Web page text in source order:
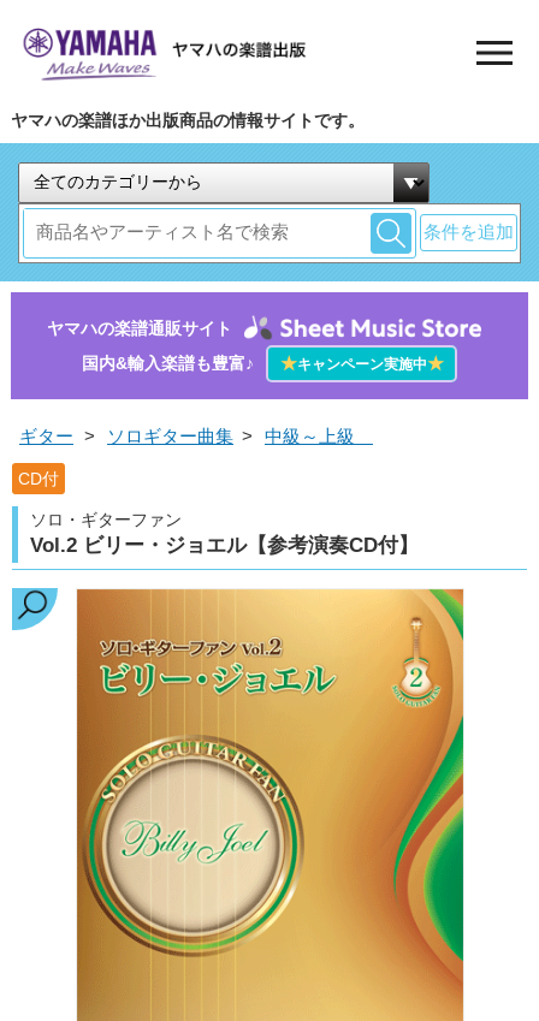
ヤマハの楽譜ほか出版商品の情報サイトです。
条件を追加
ヤマハの楽譜通販サイト
国内&輸入楽譜も豊富♪
★キャンペーン実施中★
ギター > ソロギター曲集 > 中級～上級
CD付
ソロ・ギターファン
Vol.2 ビリー・ジョエル【参考演奏CD付】